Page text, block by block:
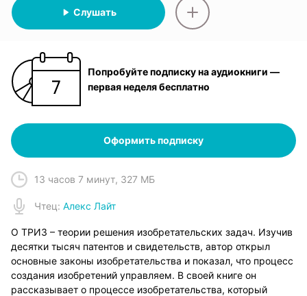
Слушать
Попробуйте подписку на аудиокниги —
первая неделя бесплатно
Оформить подписку
13 часов 7 минут, 327 МБ
Чтец: Алекс Лайт
О ТРИЗ – теории решения изобретательских задач. Изучив
десятки тысяч патентов и свидетельств, автор открыл
основные законы изобретательства и показал, что процесс
создания изобретений управляем. В своей книге он
рассказывает о процессе изобретательства, который